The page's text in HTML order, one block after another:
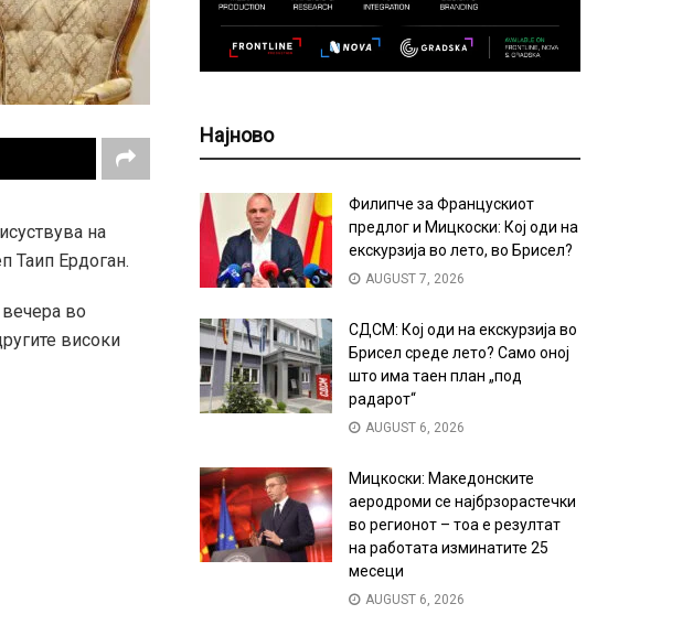
на
Таип Ердоган.
во
високи
Најново
Филипче за Францускиот
предлог и Мицкоски: Кој оди на
екскурзија во лето, во Брисел?
AUGUST 7, 2026
СДСМ: Кој оди на екскурзија во
Брисел среде лето? Само оној
што има таен план „под
радарот“
AUGUST 6, 2026
Мицкоски: Македонските
аеродроми се најбрзорастечки
во регионот – тоа е резултат
на работата изминатите 25
месеци
AUGUST 6, 2026